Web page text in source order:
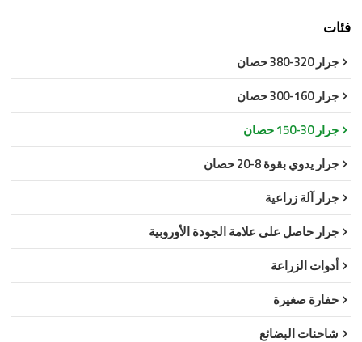
فئات
جرار 320-380 حصان
جرار 160-300 حصان
جرار 30-150 حصان
جرار يدوي بقوة 8-20 حصان
جرار آلة زراعية
جرار حاصل على علامة الجودة الأوروبية
أدوات الزراعة
حفارة صغيرة
شاحنات البضائع